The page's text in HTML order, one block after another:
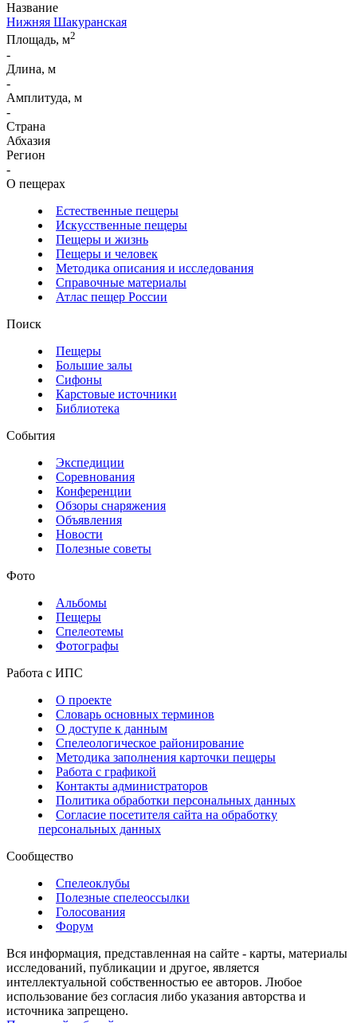
Название
Нижняя Шакуранская
Площадь, м2
-
Длина, м
-
Амплитуда, м
-
Страна
Абхазия
Регион
-
О пещерах
Естественные пещеры
Искусственные пещеры
Пещеры и жизнь
Пещеры и человек
Методика описания и исследования
Справочные материалы
Атлас пещер России
Поиск
Пещеры
Большие залы
Сифоны
Карстовые источники
Библиотека
События
Экспедиции
Соревнования
Конференции
Обзоры снаряжения
Объявления
Новости
Полезные советы
Фото
Альбомы
Пещеры
Спелеотемы
Фотографы
Работа с ИПС
О проекте
Словарь основных терминов
О доступе к данным
Спелеологическое районирование
Методика заполнения карточки пещеры
Работа с графикой
Контакты администраторов
Политика обработки персональных данных
Согласие посетителя сайта на обработку
персональных данных
Сообщество
Спелеоклубы
Полезные спелеоссылки
Голосования
Форум
Вся информация, представленная на сайте - карты, материалы
исследований, публикации и другое, является
интеллектуальной собственностью ее авторов. Любое
использование без согласия либо указания авторства и
источника запрещено.